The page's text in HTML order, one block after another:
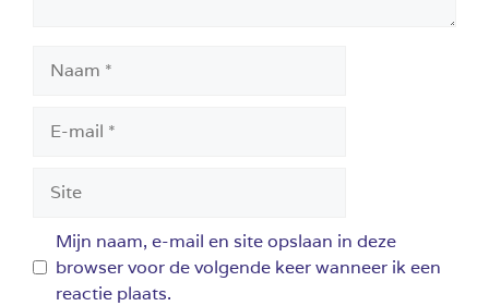
mail
Mijn naam, e-mail en site opslaan in deze
browser voor de volgende keer wanneer ik een
reactie plaats.